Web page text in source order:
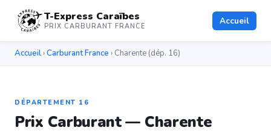
T-Express Caraïbes
PRIX CARBURANT FRANCE Accueil
Accueil ›Carburant France › Charente (dép. 16)
DÉPARTEMENT 16
Prix Carburant — Charente